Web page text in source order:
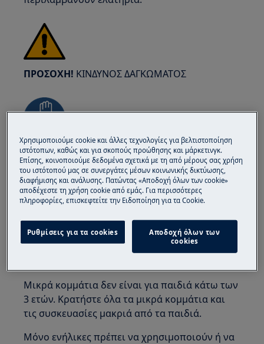
ΠΡΟΣΟΧΗ! ΚΙΝΔΥΝΟΣ ΔΑΓΚΩΜΑΤΟΣ
Φορέστε γάντια ασφαλείας αν εκτελείτε
εργασίες συντήρησης ή επισκευής που
περιλαμβάνουν ιμάντες.
Μικρά κομμάτια δεν είναι για παιδιά κάτω των
3 ετών. Κρατήστε όλα τα μικρά κομμάτια και
τις συσκευασίες μακριά από τα παιδιά.
Μόνο ενήλικες πρέπει να χρησιμοποιούν ή να
Χρησιμοποιούμε cookie και άλλες τεχνολογίες για βελτιστοποίηση
ιστότοπων, καθώς και για σκοπούς προώθησης και μάρκετινγκ.
Επίσης, κοινοποιούμε δεδομένα σχετικά με τη από μέρους σας χρήση
του ιστότοπού μας σε συνεργάτες μέσων κοινωνικής δικτύωσης,
διαφήμισης και ανάλυσης. Πατώντας «Αποδοχή όλων των cookie»
αποδέχεστε τη χρήση cookie από εμάς. Για περισσότερες
πληροφορίες, επισκεφτείτε την Ειδοποίηση για τα Cookie.
Ρυθμίσεις για τα cookies
Αποδοχή όλων των
cookies